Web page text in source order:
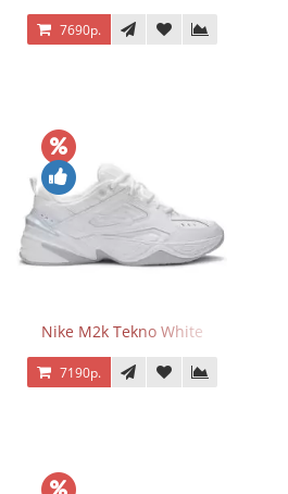
7690р.
Nike M2k Tekno White
7190р.